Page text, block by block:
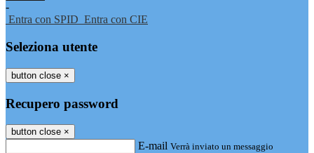
-
Entra con SPID Entra con CIE
Seleziona utente
button close ×
Recupero password
button close ×
E-mail Verrà inviato un messaggio